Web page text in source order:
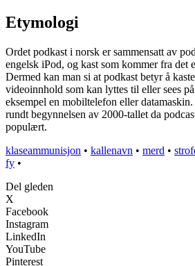
Etymologi
Ordet podkast i norsk er sammensatt av
engelsk iPod, og kast som kommer fra det
Dermed kan man si at podkast betyr å
videoinnhold som kan lyttes til eller sees
eksempel en mobiltelefon eller
rundt begynnelsen av 2000-tallet da
populært.
klaseammunisjon • kallenavn • merd •
fy •
Del gleden
X
Facebook
Instagram
LinkedIn
YouTube
Pinterest